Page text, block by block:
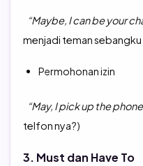
“Maybe, I can be your
menjadi teman sebangku
Permohonan izin
“May, I pick up the
telfon nya?)
3. Must dan Have To